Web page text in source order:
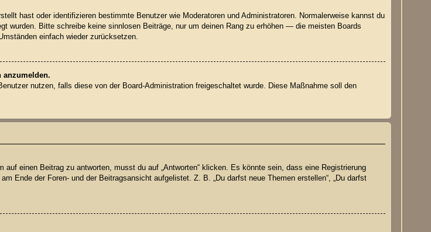
hast oder identifizieren bestimmte Benutzer wie Moderatoren und Administratoren. Normalerweise kannst du
wurden. Bitte schreibe keine sinnlosen Beiträge, nur um deinen Rang zu erhöhen — die meisten Boards
einfach wieder zurücksetzen.
anzumelden.
nutzen, falls diese von der Board-Administration freigeschaltet wurde. Diese Maßnahme soll den
einen Beitrag zu antworten, musst du auf „Antworten“ klicken. Es könnte sein, dass eine Registrierung
Ende der Foren- und der Beitragsansicht aufgelistet. Z. B. „Du darfst neue Themen erstellen“, „Du darfst